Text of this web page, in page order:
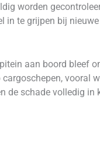
worden
in te grijpen bij
aan boord bleef
vooral
de schade volledig in